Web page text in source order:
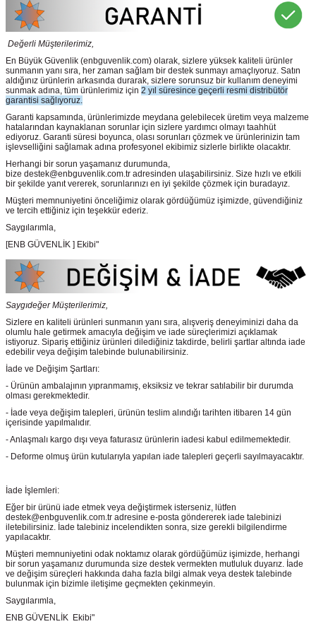
Değerli Müşterilerimiz,
En Büyük Güvenlik (enbguvenlik.com) olarak, sizlere yüksek kaliteli ürünler
sunmanın yanı sıra, her zaman sağlam bir destek sunmayı amaçlıyoruz. Satın
aldığınız ürünlerin arkasında durarak, sizlere sorunsuz bir kullanım deneyimi
sunmak adına, tüm ürünlerimiz için 2 yıl süresince geçerli resmi distribütör
garantisi sağlıyoruz.
Garanti kapsamında, ürünlerimizde meydana gelebilecek üretim veya malzeme
hatalarından kaynaklanan sorunlar için sizlere yardımcı olmayı taahhüt
ediyoruz. Garanti süresi boyunca, olası sorunları çözmek ve ürünlerinizin tam
işlevselliğini sağlamak adına profesyonel ekibimiz sizlerle birlikte olacaktır.
Herhangi bir sorun yaşamanız durumunda,
bize destek@enbguvenlik.com.tr adresinden ulaşabilirsiniz. Size hızlı ve etkili
bir şekilde yanıt vererek, sorunlarınızı en iyi şekilde çözmek için buradayız.
Müşteri memnuniyetini önceliğimiz olarak gördüğümüz işimizde, güvendiğiniz
ve tercih ettiğiniz için teşekkür ederiz.
Saygılarımla,
[ENB GÜVENLİK ] Ekibi"
Saygıdeğer Müşterilerimiz,
Sizlere en kaliteli ürünleri sunmanın yanı sıra, alışveriş deneyiminizi daha da
olumlu hale getirmek amacıyla değişim ve iade süreçlerimizi açıklamak
istiyoruz. Sipariş ettiğiniz ürünleri dilediğiniz takdirde, belirli şartlar altında iade
edebilir veya değişim talebinde bulunabilirsiniz.
İade ve Değişim Şartları:
- Ürünün ambalajının yıpranmamış, eksiksiz ve tekrar satılabilir bir durumda
olması gerekmektedir.
- İade veya değişim talepleri, ürünün teslim alındığı tarihten itibaren 14 gün
içerisinde yapılmalıdır.
- Anlaşmalı kargo dışı veya faturasız ürünlerin iadesi kabul edilmemektedir.
- Deforme olmuş ürün kutularıyla yapılan iade talepleri geçerli sayılmayacaktır.
İade İşlemleri:
Eğer bir ürünü iade etmek veya değiştirmek isterseniz, lütfen
destek@enbguvenlik.com.tr adresine e-posta göndererek iade talebinizi
iletebilirsiniz. İade talebiniz incelendikten sonra, size gerekli bilgilendirme
yapılacaktır.
Müşteri memnuniyetini odak noktamız olarak gördüğümüz işimizde, herhangi
bir sorun yaşamanız durumunda size destek vermekten mutluluk duyarız. İade
ve değişim süreçleri hakkında daha fazla bilgi almak veya destek talebinde
bulunmak için bizimle iletişime geçmekten çekinmeyin.
Saygılarımla,
ENB GÜVENLİK Ekibi"